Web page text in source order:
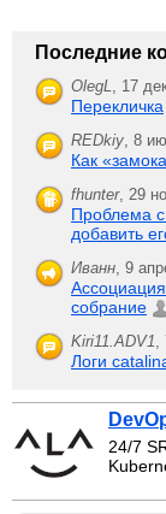
Последние
OlegL, 17
Перекличка
REDkiy, 8
Как
fhunter, 29
Проблема с
добавить
Иванн, 9
собрание
Kiri11.ADV1,
Логи
24/7